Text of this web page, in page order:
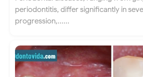
periodontitis, differ significantly in
progression,......